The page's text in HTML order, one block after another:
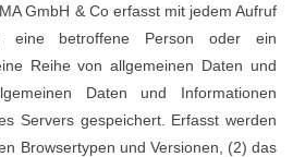
GmbH & Co erfasst mit jedem Aufruf
eine betroffene Person oder ein
Reihe von allgemeinen Daten und
Daten und Informationen
Servers gespeichert. Erfasst werden
Browsertypen und Versionen, (2) das